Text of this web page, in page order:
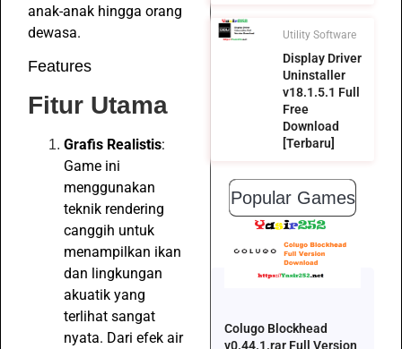
anak-anak hingga orang
dewasa.
Features
Fitur Utama
Grafis Realistis:
Game ini
menggunakan
teknik rendering
canggih untuk
menampilkan ikan
dan lingkungan
akuatik yang
terlihat sangat
nyata. Dari efek air
Utility Software
Display Driver
Uninstaller
v18.1.5.1 Full
Free
Download
[Terbaru]
Popular Games
Colugo Blockhead
v0.44.1.rar Full Version